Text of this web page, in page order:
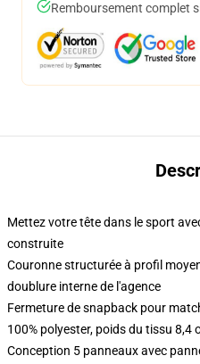
Remboursement complet
Mettez votre tête dans le sport
construite
Couronne structurée à profil
doublure interne de l'agence
Fermeture de snapback pour
100% polyester, poids du tissu 8,4
Conception 5 panneaux avec